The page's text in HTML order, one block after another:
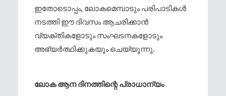
ഇതോടൊപ്പം, ലോകമെമ്പാടും പരിപാടികള്‍
നടത്തി ഈ ദിവസം ആചരിക്കാന്‍
വ്യക്തികളോടും സംഘടനകളോടും
അഭ്യര്‍ത്ഥിക്കുകയും ചെയ്യുന്നു.
ലോക ആന ദിനത്തിന്റെ പ്രാധാന്യം